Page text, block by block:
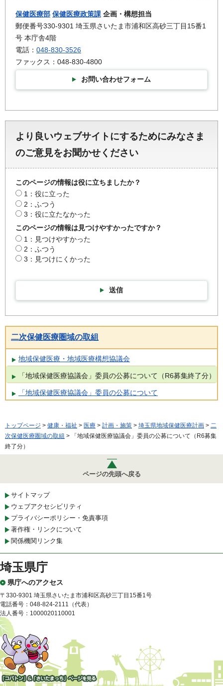
保健医療部 保健医療政策課 企画・構想担当
郵便番号330-9301 埼玉県さいたま市浦和区高砂三丁目15番1
号 本庁舎4階
電話： 048-830-3526
ファックス：048-830-4800
お問い合わせフォーム
より良いウェブサイトにするためにみなさま
のご意見をお聞かせください
このページの情報は役に立ちましたか？
1：役に立った
2：ふつう
3：役に立たなかった
このページの情報は見つけやすかったですか？
1：見つけやすかった
2：ふつう
3：見つけにくかった
送信
二次保健医療圏域の取組
地域保健医療・地域医療構想協議会
「地域保健医療協議会」委員の公募について（R6募集終了分）
「地域保健医療協議会」委員の公募について
トップページ > 健康・福祉 > 医療 > 計画・施策 > 埼玉県地域保健医療計画 > 二
次保健医療圏域の取組 > 「地域保健医療協議会」委員の公募について（R6募集
終了分）
ページの先頭へ戻る
サイトマップ
ウェブアクセシビリティ
プライバシーポリシー・免責事項
著作権・リンクについて
関係機関リンク集
埼玉県庁
県庁へのアクセス
〒330-9301 埼玉県さいたま市浦和区高砂三丁目15番1号
電話番号：048-824-2111（代表）
法人番号：1000020110001
「コバトン」&「さいたまっ